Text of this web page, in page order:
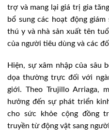
trợ và mang lại giá trị gia
bổ sung các hoạt động
thú y và nhà sản xuất tên
của người tiêu dùng và các
Hiện, sự xâm nhập của sâu
dọa thường trực đối với
giới. Theo Trujillo Arriaga,
hưởng đến sự phát triển
cho sức khỏe cộng đồng
truyền từ động vật sang